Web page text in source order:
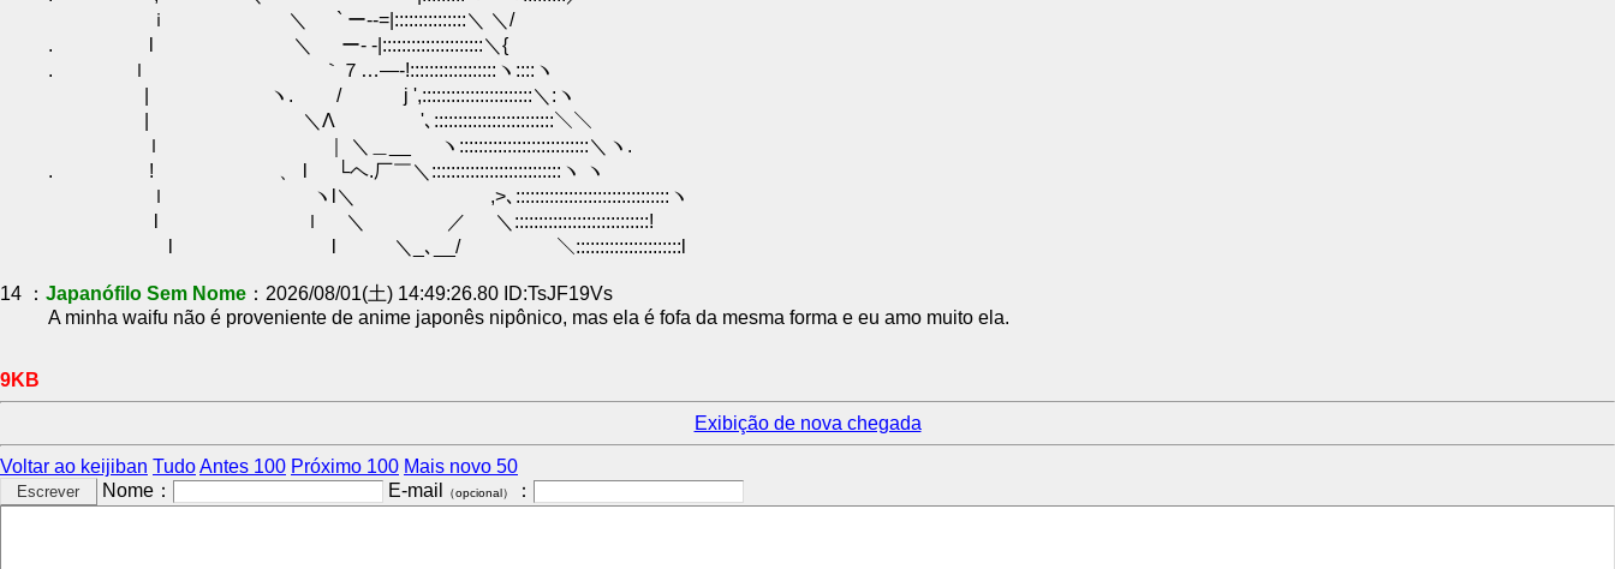
ｉ ＼ ` ー--=|:::::::::::::::＼ ＼/
. l ＼ ー- -|:::::::::::::::::::::＼{
. ｌ ｀７…―‐!::::::::::::::::::ヽ::::ヽ
| ヽ. / j ',:::::::::::::::::::::::＼:ヽ
| ＼Λ '､:::::::::::::::::::::::::＼＼
ｌ ｜ ＼＿__ ヽ:::::::::::::::::::::::::::＼ヽ.
. ! 、 l └ヘ.厂￣＼:::::::::::::::::::::::::::ヽ ヽ
ｌ ヽl＼ ,>､::::::::::::::::::::::::::::::::ヽ
l ｌ ＼ ／ ＼::::::::::::::::::::::::::::!
l l ＼_､__/ ＼::::::::::::::::::::::l
14 ： Japanófilo Sem Nome ：2026/08/01(土) 14:49:26.80 ID:TsJF19Vs
A minha waifu não é proveniente de anime japonês nipônico, mas ela é fofa da mesma forma e eu amo muito ela.
9KB
Exibição de nova chegada
Voltar ao keijiban TudoAntes 100 Próximo 100 Mais novo 50
Nome：
E-mail （opcional） ：